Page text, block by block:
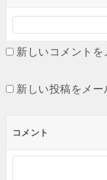
新しいコメントを
新しい投稿をメー
コメント